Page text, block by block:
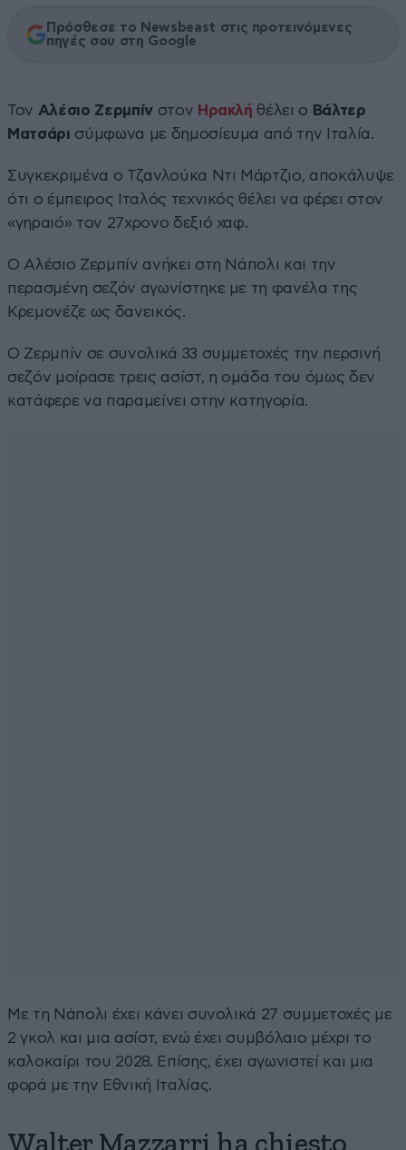
Πρόσθεσε το Newsbeast στις προτεινόμενες
πηγές σου στη Google
Τον Αλέσιο Ζερμπίνστον Ηρακλή θέλει ο Βάλτερ
Ματσάρι σύμφωνα με δημοσίευμα από την Ιταλία.
Συγκεκριμένα ο Τζανλούκα Ντι Μάρτζιο, αποκάλυψε
ότι ο έμπειρος Ιταλός τεχνικός θέλει να φέρει στον
«γηραιό» τον 27χρονο δεξιό χαφ.
Ο Αλέσιο Ζερμπίν ανήκει στη Νάπολι και την
περασμένη σεζόν αγωνίστηκε με τη φανέλα της
Κρεμονέζε ως δανεικός.
Ο Ζερμπίν σε συνολικά 33 συμμετοχές την περσινή
σεζόν μοίρασε τρεις ασίστ, η ομάδα του όμως δεν
κατάφερε να παραμείνει στην κατηγορία.
Με τη Νάπολι έχει κάνει συνολικά 27 συμμετοχές με
2 γκολ και μια ασίστ, ενώ έχει συμβόλαιο μέχρι το
καλοκαίρι του 2028. Επίσης, έχει αγωνιστεί και μια
φορά με την Εθνική Ιταλίας.